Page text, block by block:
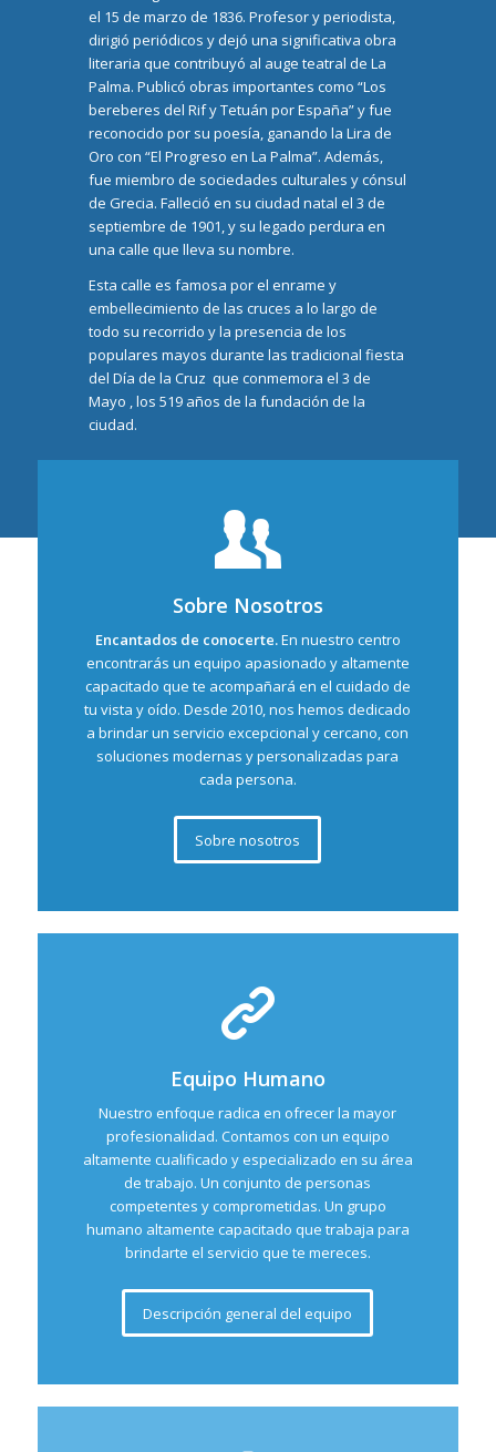
el 15 de marzo de 1836. Profesor y periodista,
dirigió periódicos y dejó una significativa obra
literaria que contribuyó al auge teatral de La
Palma. Publicó obras importantes como “Los
bereberes del Rif y Tetuán por España” y fue
reconocido por su poesía, ganando la Lira de
Oro con “El Progreso en La Palma”. Además,
fue miembro de sociedades culturales y cónsul
de Grecia. Falleció en su ciudad natal el 3 de
septiembre de 1901, y su legado perdura en
una calle que lleva su nombre.
Esta calle es famosa por el enrame y
embellecimiento de las cruces a lo largo de
todo su recorrido y la presencia de los
populares mayos durante las tradicional fiesta
del Día de la Cruz que conmemora el 3 de
Mayo , los 519 años de la fundación de la
ciudad.
Sobre Nosotros
Encantados de conocerte.En nuestro centro
encontrarás un equipo apasionado y altamente
capacitado que te acompañará en el cuidado de
tu vista y oído. Desde 2010, nos hemos dedicado
a brindar un servicio excepcional y cercano, con
soluciones modernas y personalizadas para
cada persona.
Sobre nosotros
Equipo Humano
Nuestro enfoque radica en ofrecer la mayor
profesionalidad. Contamos con un equipo
altamente cualificado y especializado en su área
de trabajo. Un conjunto de personas
competentes y comprometidas. Un grupo
humano altamente capacitado que trabaja para
brindarte el servicio que te mereces.
Descripción general del equipo